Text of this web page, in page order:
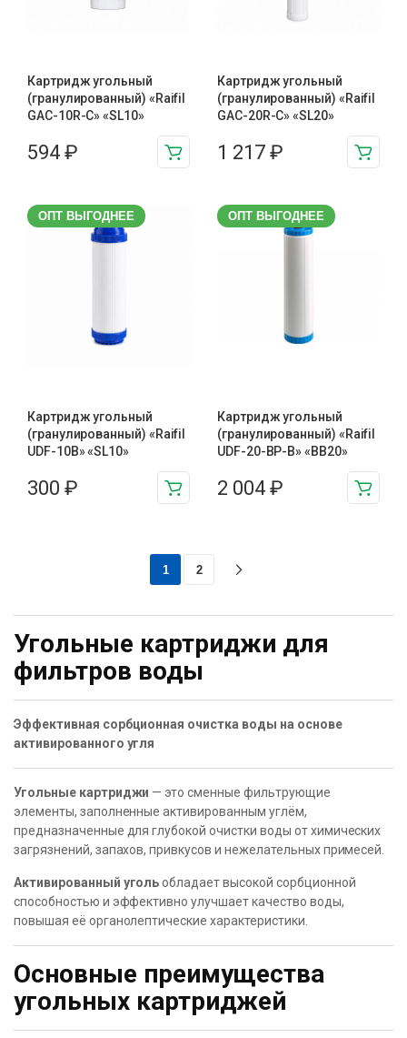
Картридж угольный
(гранулированный) «Raifil
GAC-10R-C» «SL10»
594 ₽
Картридж угольный
(гранулированный) «Raifil
GAC-20R-C» «SL20»
1 217 ₽
ОПТ ВЫГОДНЕЕ
Картридж угольный
(гранулированный) «Raifil
UDF-10B» «SL10»
300 ₽
ОПТ ВЫГОДНЕЕ
Картридж угольный
(гранулированный) «Raifil
UDF-20-BP-B» «BB20»
2 004 ₽
1 2
Угольные картриджи для
фильтров воды
Эффективная сорбционная очистка воды на основе
активированного угля
Угольные картриджи — это сменные фильтрующие
элементы, заполненные активированным углём,
предназначенные для глубокой очистки воды от химических
загрязнений, запахов, привкусов и нежелательных примесей.
Активированный угольобладает высокой сорбционной
способностью и эффективно улучшает качество воды,
повышая её органолептические характеристики.
Основные преимущества
угольных картриджей